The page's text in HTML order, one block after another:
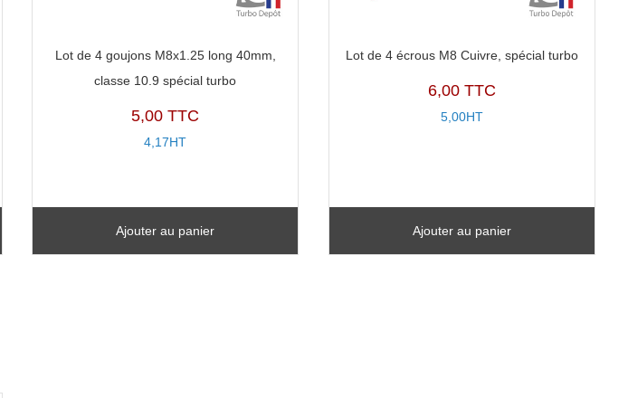
Lot de 4 goujons M8x1.25 long 40mm,
classe 10.9 spécial turbo
5,00 TTC
4,17HT
Ajouter au panier
Lot de 4 écrous M8 Cuivre, spécial turbo
6,00 TTC
5,00HT
Ajouter au panier